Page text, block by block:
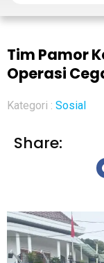
Tim Pamor
Operasi
Kategori : Sosial
Share: